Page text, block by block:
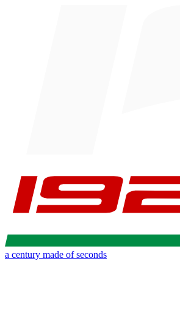
a century made of seconds